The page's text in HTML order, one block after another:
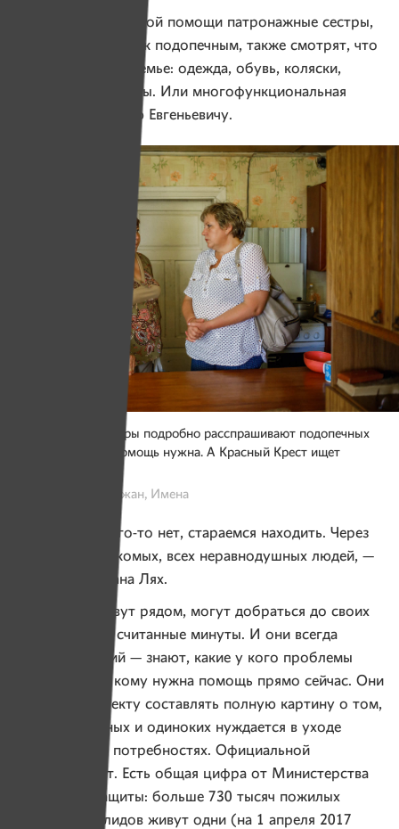
Помимо медицинской помощи патронажные сестры,
которые приходят к подопечным, также смотрят, что
еще необходимо семье: одежда, обувь, коляски,
медикаменты, бинты. Или многофункциональная
кровать, как Юрию Евгеньевичу.
Патронажные сестры подробно расспрашивают подопечных
о том, какая еще помощь нужна. А Красный Крест ищет
Фото: Надежда Бужан, Имена
— Если у нас чего-то нет, стараемся находить. Через
спонсоров, знакомых, всех неравнодушных людей, —
говорит Светлана Лях.
Медсестры живут рядом, могут добраться до своих
подопечных за считанные минуты. И они всегда
в курсе событий — знают, какие у кого проблемы
со здоровьем, кому нужна помощь прямо сейчас. Они
помогают проекту составлять полную картину о том,
сколько больных и одиноких нуждается в уходе
и их реальных потребностях. Официальной
статистики нет. Есть общая цифра от Министерства
труда и соцзащиты: больше 730 тысяч пожилых
людей и инвалидов живут одни (на 1 апреля 2017